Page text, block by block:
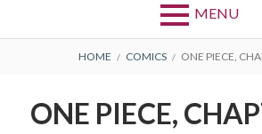
MENU
Primary
ONE PIECE
BREADCRUMBS
HOME COMICS ONE PIECE,
ONE PIECE,